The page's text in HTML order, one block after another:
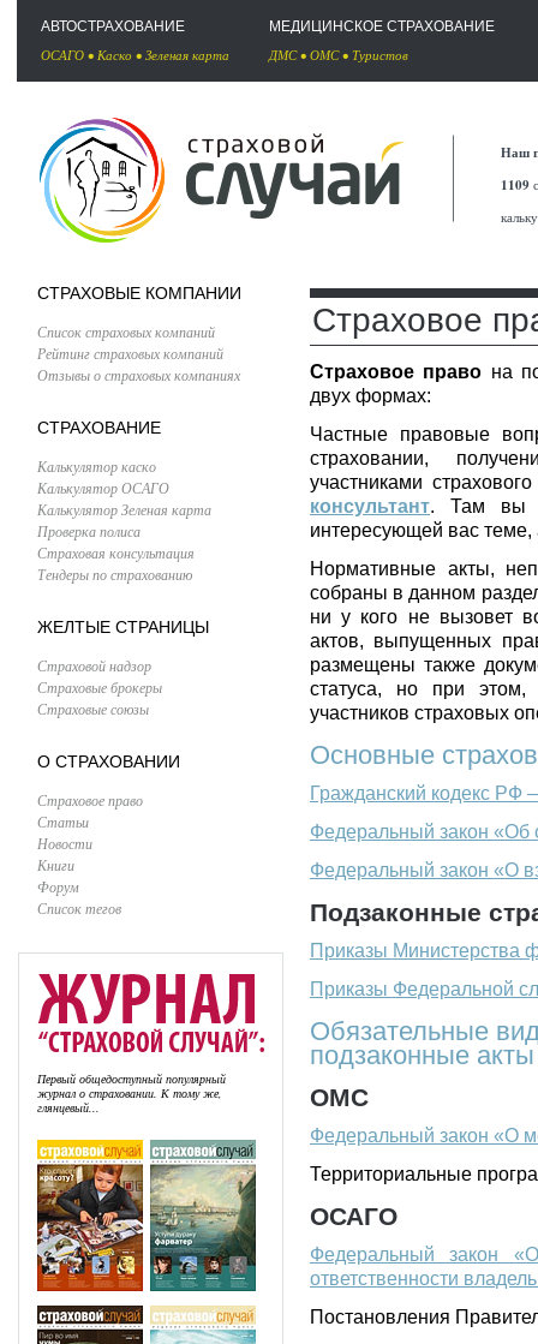
АВТОСТРАХОВАНИЕ
ОСАГО • Каско • Зеленая карта
МЕДИЦИНСКОЕ СТРАХОВАНИЕ
ДМС• ОМС• Туристов
Наш
1109
СТРАХОВЫЕ КОМПАНИИ
Список страховых компаний
Рейтинг страховых компаний
Отзывы о страховых компаниях
СТРАХОВАНИЕ
Калькулятор каско
Калькулятор ОСАГО
Калькулятор Зеленая карта
Проверка полиса
Страховая консультация
Тендеры по страхованию
ЖЕЛТЫЕ СТРАНИЦЫ
Страховой надзор
Страховые брокеры
Страховые союзы
О СТРАХОВАНИИ
Страховое право
Статьи
Новости
Книги
Форум
Список тегов
Первый общедоступный популярный
журнал о страховании. К тому же,
глянцевый...
Страховое
Страховое право на
двух формах:
Частные правовые
страховании,
участниками
консультант. Там вы
интересующей вас теме,
Нормативные акты,
собраны в данном
ни у кого не вызовет
актов, выпущенных
размещены также
статуса, но при
участников страховых
Основные
Гражданский кодекс РФ
Федеральный закон «Об
Федеральный закон «О
Подзаконные
Приказы Министерства
Приказы Федеральной
Обязательные
подзаконные акты
ОМС
Федеральный закон «О
Территориальные
ОСАГО
Федеральный закон
ответственности
Постановления